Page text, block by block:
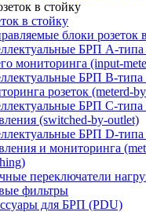
в стойку
блоки розеток
БРП А-
мониторинга (input-
БРП B-типа
розеток (meterd-
БРП C-
(switched-by-outlet)
БРП D-
и мониторинга
переключатели
фильтры
для БРП (PDU)